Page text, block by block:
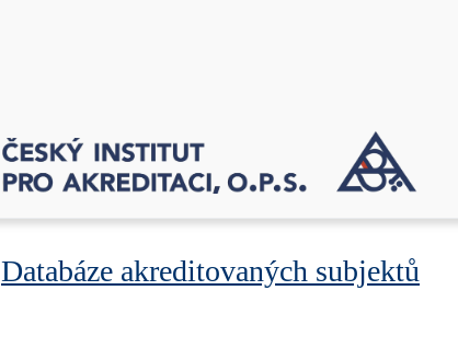
Databáze akreditovaných subjektů